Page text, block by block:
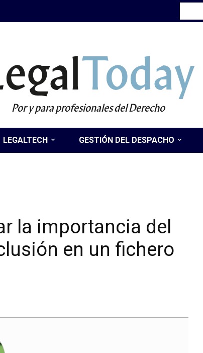
Today
Por y para profesionales del Derecho
LEGALTECH GESTIÓN DEL DESPACHO
la importancia del
en un fichero